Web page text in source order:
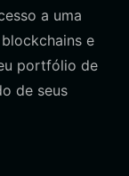
a uma
e
portfólio de
de seus